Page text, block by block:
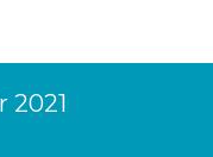
2021